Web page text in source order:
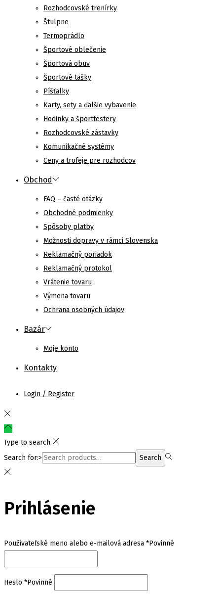
Rozhodcovské trenírky
Štulpne
Termoprádlo
Športové oblečenie
Športová obuv
Športové tašky
Píšťalky
Karty, sety a ďalšie vybavenie
Hodinky a športtestery
Rozhodcovské zástavky
Komunikačné systémy
Ceny a trofeje pre rozhodcov
Obchod
FAQ – časté otázky
Obchodné podmienky
Spôsoby platby
Možnosti dopravy v rámci Slovenska
Reklamačný poriadok
Reklamačný protokol
Vrátenie tovaru
Výmena tovaru
Ochrana osobných údajov
Bazár
Moje konto
Kontakty
Login / Register
Type to search
Search for:>
Search
Prihlásenie
Používateľské meno alebo e-mailová adresa *Povinné
Heslo *Povinné